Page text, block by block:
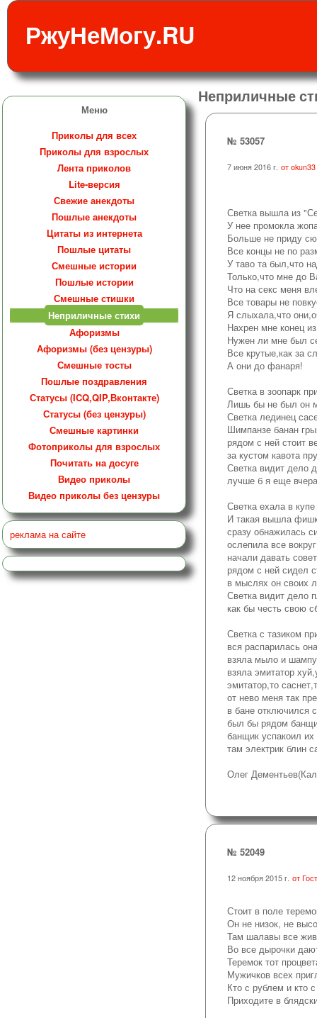
РжуНеМогу.RU
Меню
Приколы для всех
Приколы для взрослых
Лента приколов
Lite-версия
Свежие анекдоты
Пошлые анекдоты
Цитаты из интернета
Пошлые цитаты
Смешные истории
Пошлые истории
Смешные стишки
Неприличные стихи
Афоризмы
Афоризмы (без цензуры)
Смешные тосты
Пошлые поздравления
Статусы (ICQ,QIP,Вконтакте)
Статусы (без цензуры)
Смешные картинки
Фотоприколы для взрослых
Почитать на досуге
Видео приколы
Видео приколы без цензуры
реклама на сайте
Неприличные
№ 53057
7 июня 2016 г. от okun33
Светка вышла из
У нее промокла
Больше не приду
Все концы не по
У таво та был,что
Только,что мне до
Что на секс меня
Все товары не
Я слыхала,что
Нахрен мне конец
Нужен ли мне был
Все крутые,как за
А они до фанаря!
Светка в зоопарк
Лишь бы не был он
Светка лединец
Шимпанзе банан
рядом с ней стоит
за кустом кавота
Светка видит дело
лучше б я еще
Светка ехала в
И такая вышла
сразу обнажилась
ослепила все
начали давать
рядом с ней сидел
в мыслях он своих
Светка видит дело
как бы честь свою
Светка с тазиком
вся распарилась
взяла мыло и
взяла эмитатор
эмитатор,то
от нево меня так
в бане отключился
был бы рядом
банщик успакоил
там электрик блин
Олег
№ 52049
12 ноября 2015 г. от
Стоит в поле
Он не низок, не
Там шалавы все
Во все дырочки
Теремок тот
Мужичков всех
Кто с рублем и кто
Приходите в